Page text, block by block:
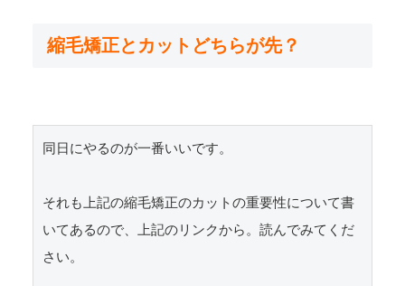
縮毛矯正とカットどちらが先？
同日にやるのが一番いいです。
それも上記の縮毛矯正のカットの重要性について書
いてあるので、上記のリンクから。読んでみてくだ
さい。